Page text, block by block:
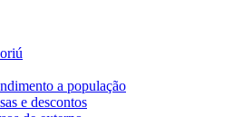
a população
e descontos